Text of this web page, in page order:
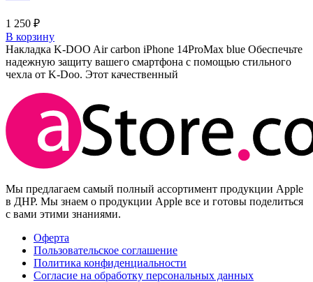
1 250 ₽
В корзину
Накладка K-DOO Air carbon iPhone 14ProMax blue Обеспечьте
надежную защиту вашего смартфона с помощью стильного
чехла от K-Doo. Этот качественный
Мы предлагаем самый полный ассортимент продукции Apple
в ДНР. Мы знаем о продукции Apple все и готовы поделиться
с вами этими знаниями.
Оферта
Пользовательское соглашение
Политика конфиденциальности
Согласие на обработку персональных данных